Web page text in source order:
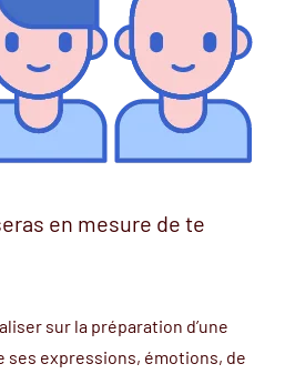
en mesure de te
sur la préparation d’une
expressions, émotions, de